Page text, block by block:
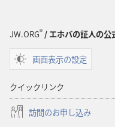
JW.ORG®/ エホバの証人の公
画面表示の設定
クイックリンク
訪問のお申し込み